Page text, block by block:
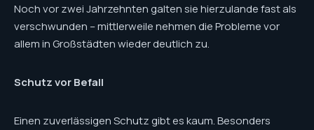
Noch vor zwei Jahrzehnten galten sie hierzulande fast als
verschwunden – mittlerweile nehmen die Probleme vor
allem in Großstädten wieder deutlich zu.
Schutz vor Befall
Einen zuverlässigen Schutz gibt es kaum. Besonders